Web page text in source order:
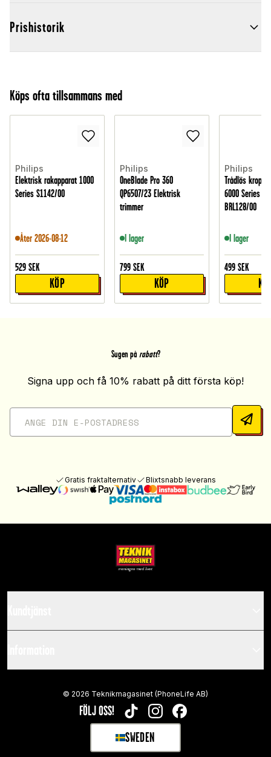
Prishistorik
Köps ofta tillsammans med
Philips
Elektrisk rakapparat 1000
Series S1142/00
Åter 2026-08-12
529 SEK
KÖP
Philips
OneBlade Pro 360
QP6507/23 Elektrisk
trimmer
I lager
799 SEK
KÖP
Philips
Trådlös
6000 Series
BRL128/00
I lager
499 SEK
Sugen på rabatt?
Signa upp och få 10% rabatt på ditt första köp!
Gratis fraktalternativ Blixtsnabb leverans
FÖLJ OSS! TIKTOKINSTAGRAMFACEBOOK
SWEDEN
SELECT MARKET
© 2026 Teknikmagasinet (PhoneLife AB)